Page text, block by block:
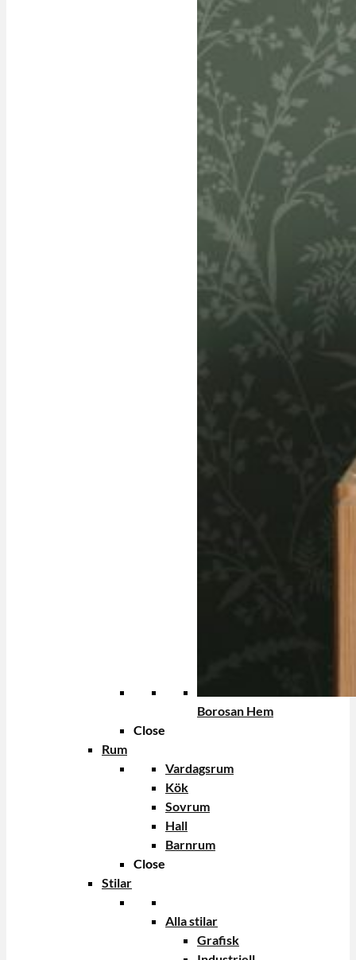
Borosan Hem
Close
Rum
Vardagsrum
Kök
Sovrum
Hall
Barnrum
Close
Stilar
Alla stilar
Grafisk